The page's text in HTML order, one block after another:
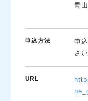
青山
申込方法
申
さい
URL